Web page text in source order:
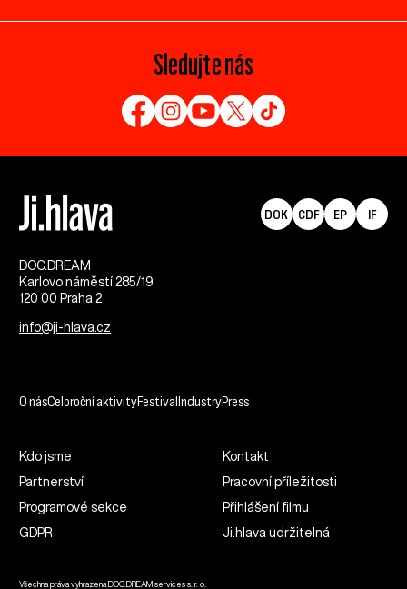
Sledujte nás
DOC.DREAM​
Karlovo náměstí 285/19
120 00 Praha 2
info@ji-hlava.cz
DOK CDF EP IF
O násCeloroční aktivityFestival IndustryPress
Kdo jsme
Kontakt
Partnerství
Pracovní příležitosti
Programové sekce
Přihlášení filmu
GDPR
Ji.hlava udržitelná
Všechna práva vyhrazena DOC.DREAM services s. r. o.